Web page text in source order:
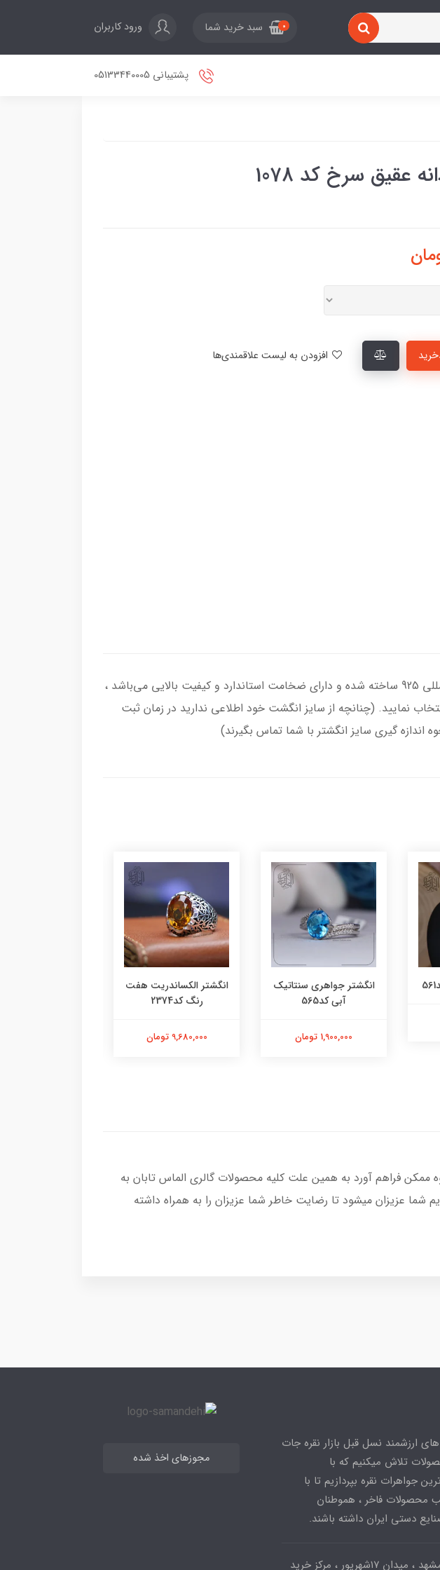
0 سبد خرید شما ورود کاربران
پشتیبانی 05133440005
عقیق سرخ کد 1078
انگشتر نقره مردانه با سنگ عقیق سرخ درجه یک ، رکاب انگشتر از نقره اصل با عیار بین المللی 925 ساخته شده و دارای ضخامت استاندارد و کیفیت بالایی می‌باشد ،
نمایید. (چنانچه از سایز انگشت خود اطلاعی ندارید در زمان ثبت
اندازه گیری سایز انگشتر با شما تماس بگیرند)
انگشتر جواهری سنتاتیک
آبی کد565
1,900,000 تومان
انگشتر الکساندریت هفت
رنگ کد2374
9,680,000 تومان
ممکن فراهم آورد به همین علت کلیه محصولات گالری الماس تابان به
عزیزان میشود تا رضایت خاطر شما عزیزان را به همراه داشته
ارزشمند نسل قبل بازار نقره جات
تلاش میکنیم که با
جواهرات نقره بپردازیم تا با
محصولات فاخر ، هموطنان
دستی ایران داشته باشند.
مشهد ، میدان ۱۷شهریور ، مرکز خرید
مجوزهای اخذ شده